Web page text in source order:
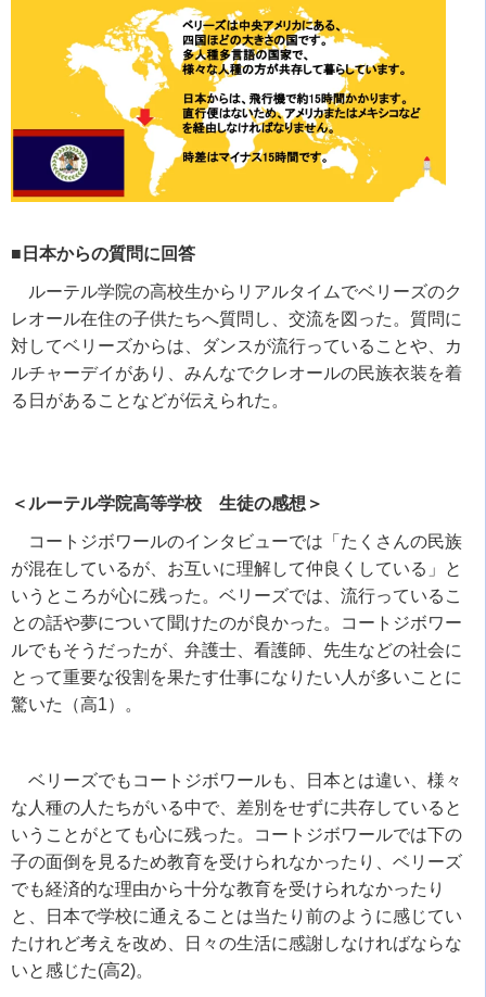
■日本からの質問に回答
ルーテル学院の高校生からリアルタイムでベリーズのク
レオール在住の子供たちへ質問し、交流を図った。質問に
対してベリーズからは、ダンスが流行っていることや、カ
ルチャーデイがあり、みんなでクレオールの民族衣装を着
る日があることなどが伝えられた。
＜ルーテル学院高等学校 生徒の感想＞
コートジボワールのインタビューでは「たくさんの民族
が混在しているが、お互いに理解して仲良くしている」と
いうところが心に残った。ベリーズでは、流行っているこ
との話や夢について聞けたのが良かった。コートジボワー
ルでもそうだったが、弁護士、看護師、先生などの社会に
とって重要な役割を果たす仕事になりたい人が多いことに
驚いた（高1）。
ベリーズでもコートジボワールも、日本とは違い、様々
な人種の人たちがいる中で、差別をせずに共存していると
いうことがとても心に残った。コートジボワールでは下の
子の面倒を見るため教育を受けられなかったり、ベリーズ
でも経済的な理由から十分な教育を受けられなかったり
と、日本で学校に通えることは当たり前のように感じてい
たけれど考えを改め、日々の生活に感謝しなければならな
いと感じた(高2)。